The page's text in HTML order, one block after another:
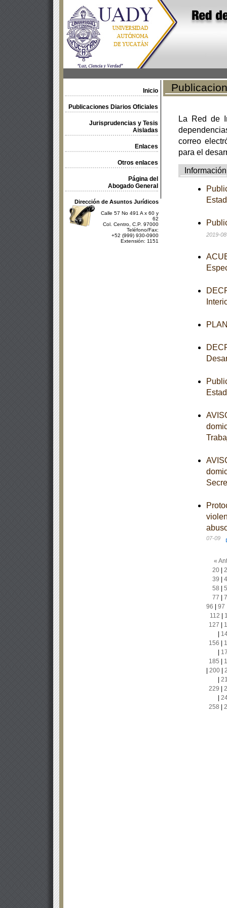
Inicio
Publicaciones Diarios Oficiales
Jurisprudencias y Tesis
Aisladas
Enlaces
Otros enlaces
Página del
Abogado General
Dirección de Asuntos Jurídicos
Calle 57 No 491 A x 60 y
62
Col. Centro, C.P. 97000
Teléfono/Fax:
+52 (999) 930-0900
Extensión: 1151
La Red de
correo
para el
Información
2019-
07-09
«
20|
39
58
77
96
97
112
127
156
185
200|
229
258